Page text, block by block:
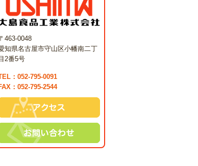
463-0048
知県名古屋市守山区小幡南二丁
2番5号
：052-795-0091
：052-795-2544